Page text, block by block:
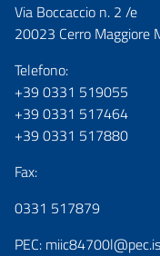
Via Boccaccio n. 2 /e
20023 Cerro Maggiore
Telefono:
+39 0331 519055
+39 0331 517464
+39 0331 517880
Fax:
0331 517879
PEC: